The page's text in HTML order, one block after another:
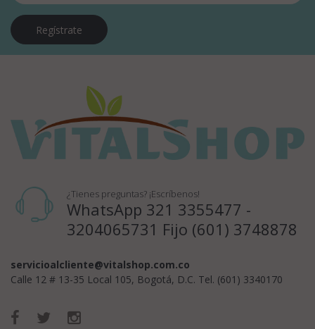
Regístrate
¿Tienes preguntas? ¡Escríbenos!
WhatsApp 321 3355477 -
3204065731 Fijo (601) 3748878
servicioalcliente@vitalshop.com.co
Calle 12 # 13-35 Local 105, Bogotá, D.C. Tel. (601) 3340170